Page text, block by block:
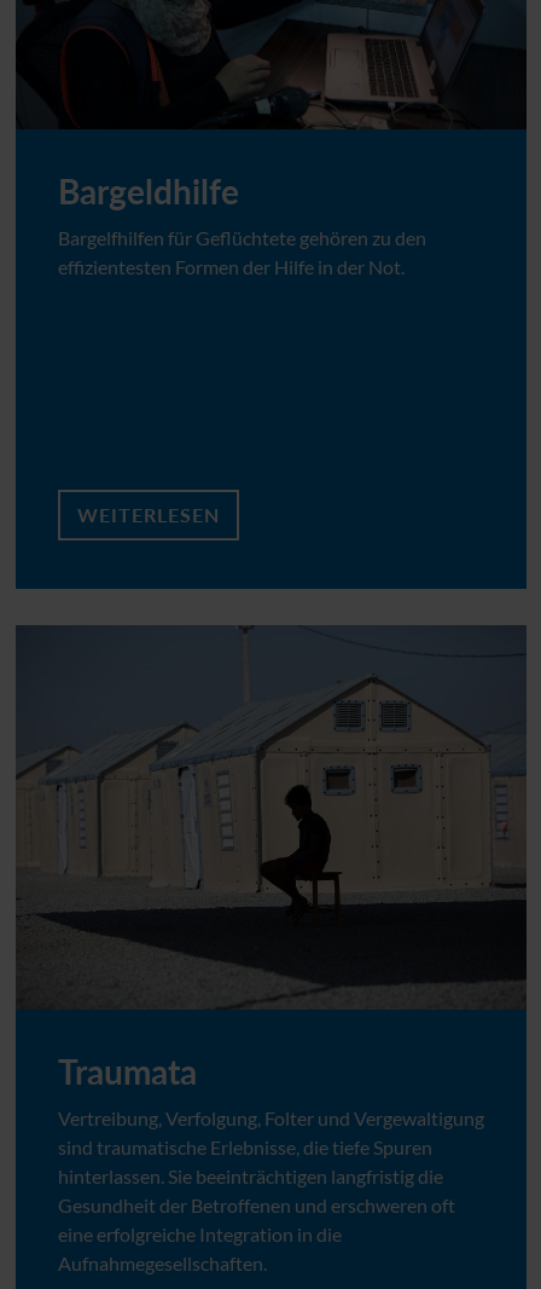
Bargeldhilfe
Bargelfhilfen für Geflüchtete gehören zu den
effizientesten Formen der Hilfe in der Not.
WEITERLESEN
Traumata
Vertreibung, Verfolgung, Folter und Vergewaltigung
sind traumatische Erlebnisse, die tiefe Spuren
hinterlassen. Sie beeinträchtigen langfristig die
Gesundheit der Betroffenen und erschweren oft
eine erfolgreiche Integration in die
Aufnahmegesellschaften.